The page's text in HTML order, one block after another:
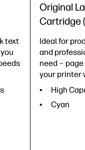
text
Original
Cartridge
Ideal for
and
need –
your printer
High
Cyan